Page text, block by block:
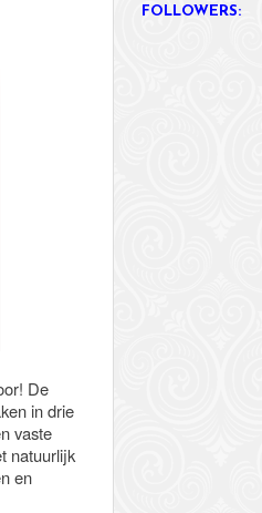
De
in drie
vaste
natuurlijk
en
FOLLOWERS: